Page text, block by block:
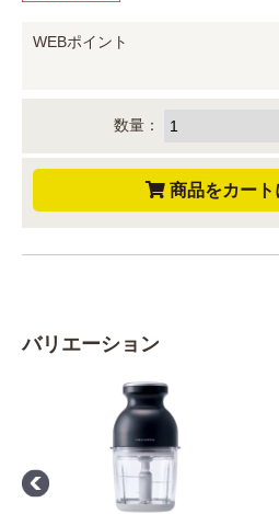
WEBポイント
数量：
バリエーション